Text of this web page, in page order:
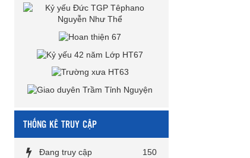
THỐNG KÊ TRUY CẬP
Đang truy cập 150